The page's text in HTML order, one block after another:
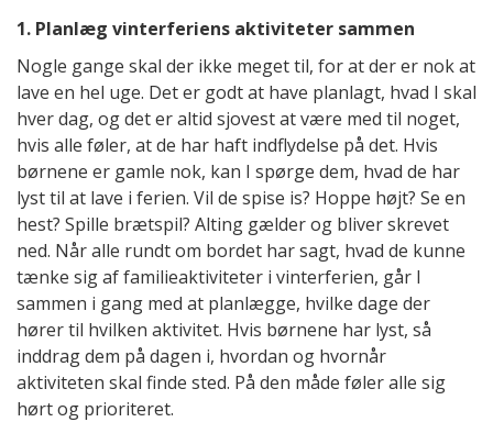
1. Planlæg vinterferiens aktiviteter sammen
Nogle gange skal der ikke meget til, for at der er nok at
lave en hel uge. Det er godt at have planlagt, hvad I skal
hver dag, og det er altid sjovest at være med til noget,
hvis alle føler, at de har haft indflydelse på det. Hvis
børnene er gamle nok, kan I spørge dem, hvad de har
lyst til at lave i ferien. Vil de spise is? Hoppe højt? Se en
hest? Spille brætspil? Alting gælder og bliver skrevet
ned. Når alle rundt om bordet har sagt, hvad de kunne
tænke sig af familieaktiviteter i vinterferien, går I
sammen i gang med at planlægge, hvilke dage der
hører til hvilken aktivitet. Hvis børnene har lyst, så
inddrag dem på dagen i, hvordan og hvornår
aktiviteten skal finde sted. På den måde føler alle sig
hørt og prioriteret.